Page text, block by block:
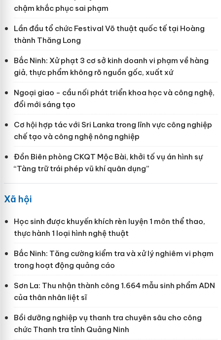
chậm khắc phục sai phạm
Lần đầu tổ chức Festival Võ thuật quốc tế tại Hoàng
thành Thăng Long
Bắc Ninh: Xử phạt 3 cơ sở kinh doanh vi phạm về hàng
giả, thực phẩm không rõ nguồn gốc, xuất xứ
Ngoại giao - cầu nối phát triển khoa học và công nghệ,
đổi mới sáng tạo
Cơ hội hợp tác với Sri Lanka trong lĩnh vực công nghiệp
chế tạo và công nghệ nông nghiệp
Đồn Biên phòng CKQT Mộc Bài, khởi tố vụ án hình sự
“Tàng trữ trái phép vũ khí quân dụng”
Xã hội
Học sinh được khuyến khích rèn luyện 1 môn thể thao,
thực hành 1 loại hình nghệ thuật
Bắc Ninh: Tăng cường kiểm tra và xử lý nghiêm vi phạm
trong hoạt động quảng cáo
Sơn La: Thu nhận thành công 1.664 mẫu sinh phẩm ADN
của thân nhân liệt sĩ
Bồi dưỡng nghiệp vụ thanh tra chuyên sâu cho công
chức Thanh tra tỉnh Quảng Ninh